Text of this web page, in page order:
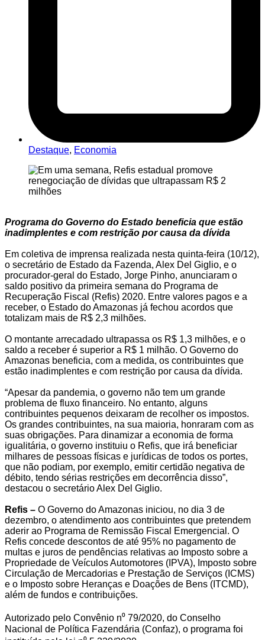
Destaque, Economia
Programa do Governo do Estado beneficia que estão
inadimplentes e com restrição por causa da dívida
Em coletiva de imprensa realizada nesta quinta-feira (10/12),
o secretário de Estado da Fazenda, Alex Del Giglio, e o
procurador-geral do Estado, Jorge Pinho, anunciaram o
saldo positivo da primeira semana do Programa de
Recuperação Fiscal (Refis) 2020. Entre valores pagos e a
receber, o Estado do Amazonas já fechou acordos que
totalizam mais de R$ 2,3 milhões.
O montante arrecadado ultrapassa os R$ 1,3 milhões, e o
saldo a receber é superior a R$ 1 milhão. O Governo do
Amazonas beneficia, com a medida, os contribuintes que
estão inadimplentes e com restrição por causa da dívida.
“Apesar da pandemia, o governo não tem um grande
problema de fluxo financeiro. No entanto, alguns
contribuintes pequenos deixaram de recolher os impostos.
Os grandes contribuintes, na sua maioria, honraram com as
suas obrigações. Para dinamizar a economia de forma
igualitária, o governo instituiu o Refis, que irá beneficiar
milhares de pessoas físicas e jurídicas de todos os portes,
que não podiam, por exemplo, emitir certidão negativa de
débito, tendo sérias restrições em decorrência disso”,
destacou o secretário Alex Del Giglio.
Refis – O Governo do Amazonas iniciou, no dia 3 de
dezembro, o atendimento aos contribuintes que pretendem
aderir ao Programa de Remissão Fiscal Emergencial. O
Refis concede descontos de até 95% no pagamento de
multas e juros de pendências relativas ao Imposto sobre a
Propriedade de Veículos Automotores (IPVA), Imposto sobre
Circulação de Mercadorias e Prestação de Serviços (ICMS)
e o Imposto sobre Heranças e Doações de Bens (ITCMD),
além de fundos e contribuições.
Autorizado pelo Convênio n⁰ 79/2020, do Conselho
Nacional de Política Fazendária (Confaz), o programa foi